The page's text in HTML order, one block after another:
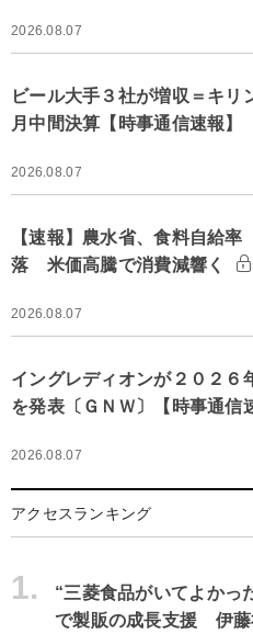
2026.08.07
ビール大手３社が増収＝キリ
月中間決算【時事通信速報】
2026.08.07
【速報】農水省、食料自給
落 米価高騰で消費減響く
2026.08.07
イングレディオンが２０２６
を発表〔ＧＮＷ〕【時事通信
2026.08.07
アクセスランキング
1.
“三菱食品がいてよか
で製販の成長支援 伊藤